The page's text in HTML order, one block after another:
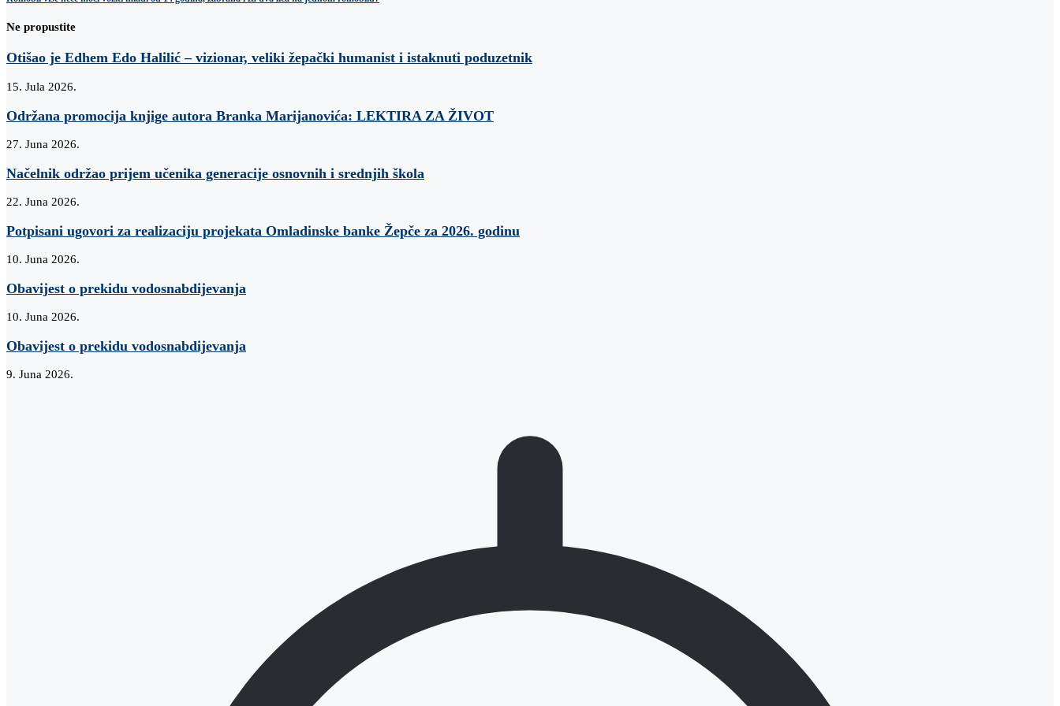
Ne propustite
Otišao je Edhem Edo Halilić – vizionar, veliki žepački humanist i istaknuti poduzetnik
15. Jula 2026.
Održana promocija knjige autora Branka Marijanovića: LEKTIRA ZA ŽIVOT
27. Juna 2026.
Načelnik održao prijem učenika generacije osnovnih i srednjih škola
22. Juna 2026.
Potpisani ugovori za realizaciju projekata Omladinske banke Žepče za 2026. godinu
10. Juna 2026.
Obavijest o prekidu vodosnabdijevanja
10. Juna 2026.
Obavijest o prekidu vodosnabdijevanja
9. Juna 2026.